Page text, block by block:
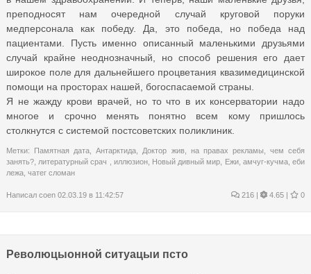
преподносят нам очередной случай круговой поруки
медперсонала как победу. Да, это победа, но победа над
пациентами. Пусть именно описанный маленькими друзьями
случай крайне неоднозначный, но способ решения его дает
широкое поле для дальнейшего процветания квазимедицинской
помощи на просторах нашей, богоспасаемой страны.
Я не жажду крови врачей, но то что в их консерватории надо
многое и срочно менять понятно всем кому пришлось
столкнутся с системой постсоветских поликлиник.
Метки: Памятная дата ,Антарктида Доктор жив, на правах рекламы
чем себя
занять? литературный срач иллюзион, Новый дивный мир Ежи, амчуг-кучма,еби
лежа чатег сломан
Написал coen 02.03.19 в 11:42:57 216 | 4.65 | 0
Революцыонной ситуацыи псто